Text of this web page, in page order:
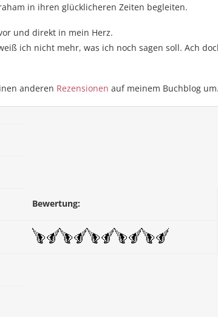
in ihren glücklicheren Zeiten begleiten.
und direkt in mein Herz.
ich nicht mehr, was ich noch sagen soll. Ach
anderen Rezensionen auf meinem Buchblog
Bewertung: